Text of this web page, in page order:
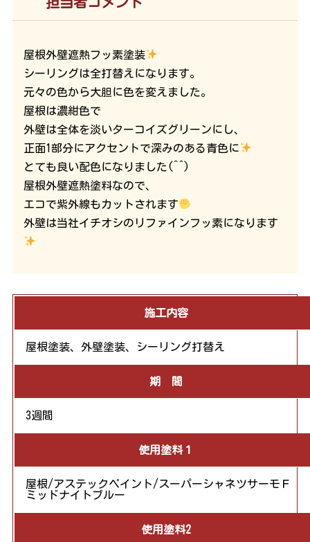
屋根外壁遮熱フッ素塗装
シーリングは全打替えになります。
元々の色から大胆に色を変えました。
屋根は濃紺色で
外壁は全体を淡いターコイズグリーンにし、
正面1部分にアクセントで深みのある青色に
とても良い配色になりました(^^)
屋根外壁遮熱塗料なので、
エコで紫外線もカットされます
外壁は当社イチオシのリファインフッ素になります
施工内容
屋根塗装、外壁塗装、シーリング打替え
期 間
3週間
使用塗料１
屋根/アステックペイント/スーパーシャネツサーモＦ
ミッドナイトブルー
使用塗料2